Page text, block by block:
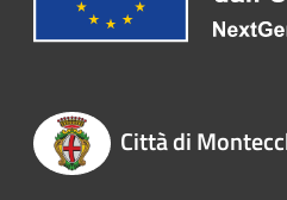
Città di